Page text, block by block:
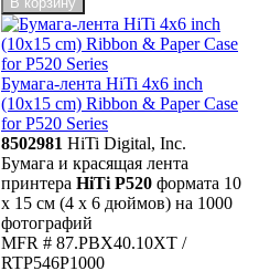
Бумага-лента HiTi 4x6 inch
(10x15 cm) Ribbon & Paper Case
for P520 Series
8502981 HiTi Digital, Inc.
Бумага и красящая лента
принтера HiTi P520 формата 10
x 15 см (4 x 6 дюймов) на 1000
фотографий
MFR # 87.PBX40.10XT /
RTP546P1000